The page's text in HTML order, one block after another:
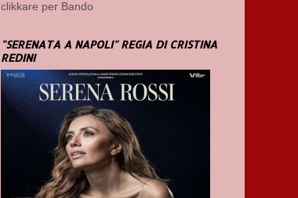
clikkare per Bando
"SERENATA A NAPOLI" REGIA DI CRISTINA
REDINI